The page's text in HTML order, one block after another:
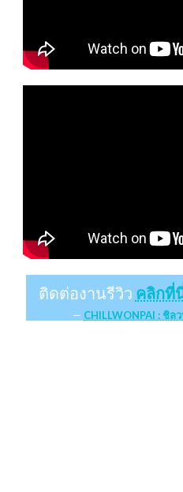
ติดต่องานรีวิว คลิกที่
CHILLWONPAI : ชิ